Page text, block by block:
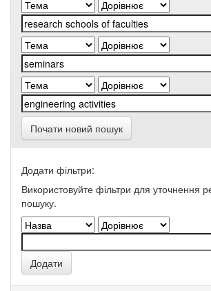
Почати новий пошук
Додати фільтри:
Використовуйте фільтри для уточнення
пошуку.